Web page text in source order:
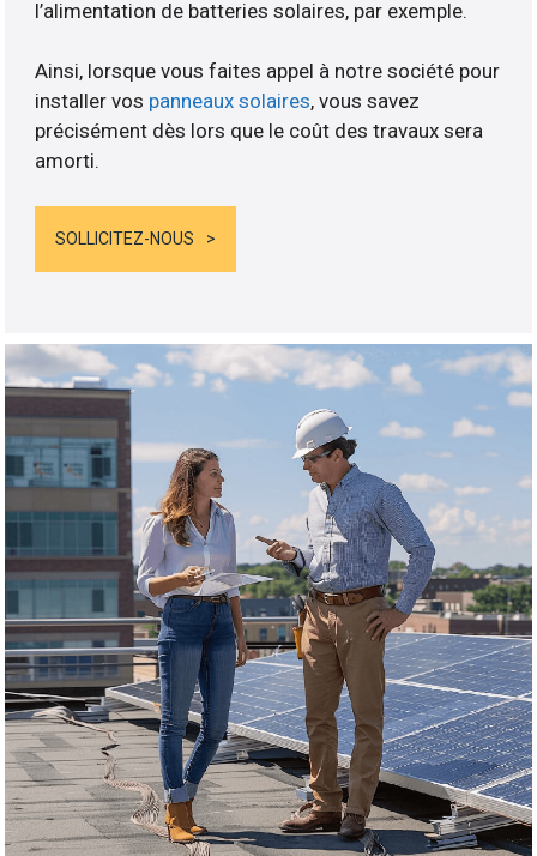
l’alimentation de batteries solaires, par exemple.
Ainsi, lorsque vous faites appel à notre société pour
installer vos panneaux solaires, vous savez
précisément dès lors que le coût des travaux sera
amorti.
SOLLICITEZ-NOUS